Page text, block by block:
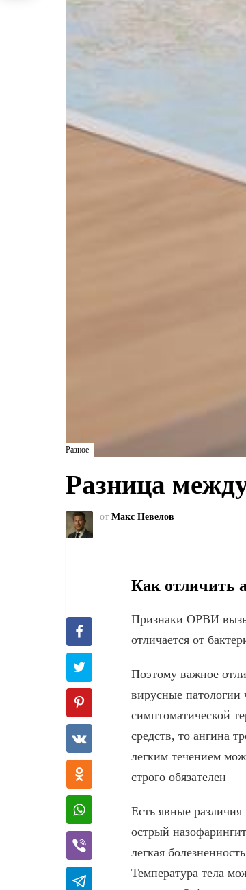
Разное
Разница
от Макс Невелов
Как отличить
Признаки ОРВИ
отличается от
Поэтому важное
вирусные патологии
симптоматической
средств, то ангина
легким течением
строго обязателен
Есть явные
острый
легкая
Температура тела